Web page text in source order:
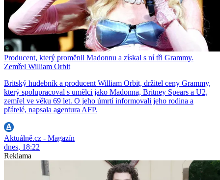
Producent, který proměnil Madonnu a získal s ní tři Grammy.
Zemřel William Orbit
Britský hudebník a producent William Orbit, držitel ceny Grammy,
který spolupracoval s umělci jako Madonna, Britney Spears a U2,
zemřel ve věku 69 let. O jeho úmrtí informovali jeho rodina a
přátelé, napsala agentura AFP.
Aktuálně.cz - Magazín
dnes, 18:22
Reklama